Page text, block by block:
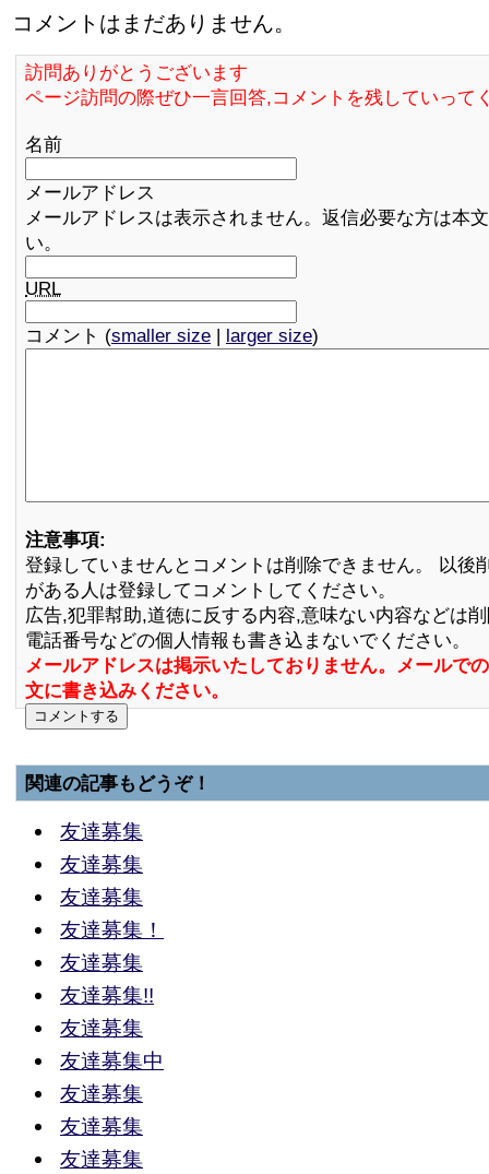
コメントはまだありません。
訪問ありがとうございます
ページ訪問の際ぜひ一言回答,コメントを残していって
名前
メールアドレス
メールアドレスは表示されません。返信必要な方は本
い。
URL
コメント (smaller size | larger size)
注意事項:
登録していませんとコメントは削除できません。 以後
がある人は登録してコメントしてください。
広告,犯罪幇助,道徳に反する内容,意味ない内容などは
電話番号などの個人情報も書き込まないでください。
メールアドレスは掲示いたしておりません。メールで
文に書き込みください。
関連の記事もどうぞ！
友達募集
友達募集
友達募集
友達募集！
友達募集
友達募集!!
友達募集
友達募集中
友達募集
友達募集
友達募集